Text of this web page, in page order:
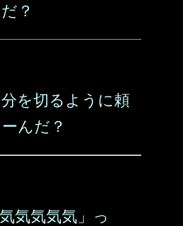
？
を切るように頼
んだ？
気気気気」っ